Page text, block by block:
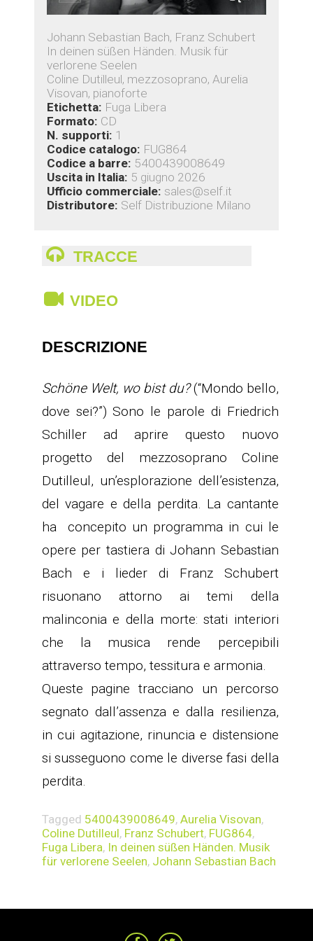
Johann Sebastian Bach, Franz Schubert
In deinen süßen Händen. Musik für
verlorene Seelen
Coline Dutilleul, mezzosoprano, Aurelia
Visovan, pianoforte
Etichetta: Fuga Libera
Formato: CD
N. supporti: 1
Codice catalogo: FUG864
Codice a barre: 5400439008649
Uscita in Italia: 5 giugno 2026
Ufficio commerciale: sales@self.it
Distributore: Self Distribuzione Milano
TRACCE
VIDEO
DESCRIZIONE
Schöne Welt, wo bist du?(“Mondo bello,
dove sei?”) Sono le parole di Friedrich
Schiller ad aprire questo nuovo
progetto del mezzosoprano Coline
Dutilleul, un’esplorazione dell’esistenza,
del vagare e della perdita. La cantante
ha concepito un programma in cui le
opere per tastiera di Johann Sebastian
Bach e i lieder di Franz Schubert
risuonano attorno ai temi della
malinconia e della morte: stati interiori
che la musica rende percepibili
attraverso tempo, tessitura e armonia.
Queste pagine tracciano un percorso
segnato dall’assenza e dalla resilienza,
in cui agitazione, rinuncia e distensione
si susseguono come le diverse fasi della
perdita.
Tagged 5400439008649, Aurelia Visovan,
Coline Dutilleul, Franz Schubert, FUG864,
Fuga Libera, In deinen süßen Händen. Musik
für verlorene Seelen, Johann Sebastian Bach
ARTICOLI